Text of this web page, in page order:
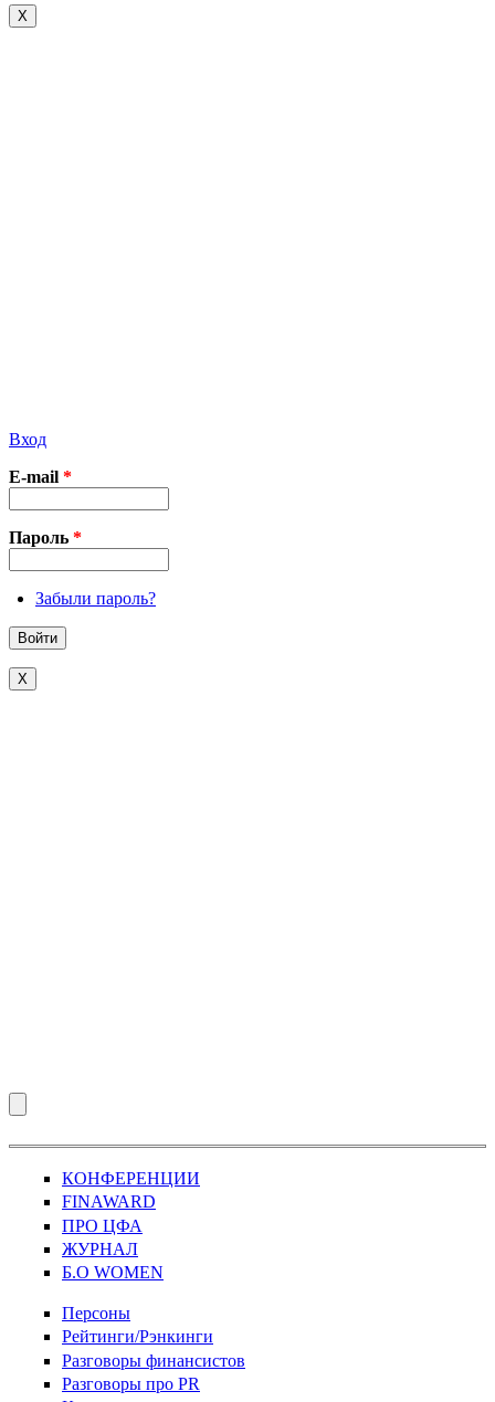
X
Вход
E-mail *
Пароль *
Забыли пароль?
X
КОНФЕРЕНЦИИ
FINAWARD
ПРО ЦФА
ЖУРНАЛ
Б.О WOMEN
Персоны
Рейтинги/Рэнкинги
Разговоры финансистов
Разговоры про PR